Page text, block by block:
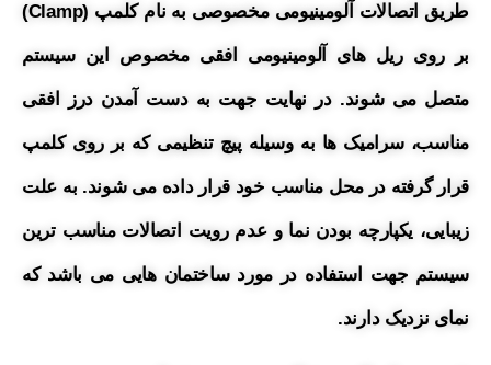
طریق اتصالات آلومینیومی مخصوصی به نام کلمپ (Clamp)
بر روی ریل های آلومینیومی افقی مخصوص این سیستم
متصل می شوند. در نهایت جهت به دست آمدن درز افقی
مناسب، سرامیک ها به وسیله پیچ تنظیمی که بر روی کلمپ
قرار گرفته در محل مناسب خود قرار داده می شوند. به علت
زیبایی، یکپارچه بودن نما و عدم رویت اتصالات مناسب ترین
سیستم جهت استفاده در مورد ساختمان هایی می باشد که
نمای نزدیک دارند.